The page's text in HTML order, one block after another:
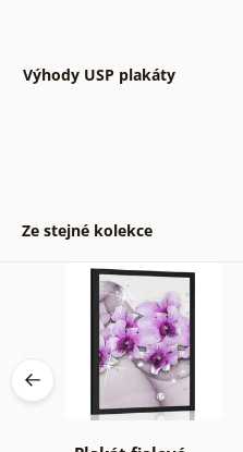
Výhody USP plakáty
Ze stejné kolekce